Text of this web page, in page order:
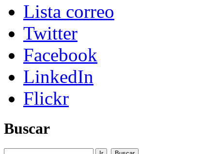
Lista correo
Twitter
Facebook
LinkedIn
Flickr
Buscar